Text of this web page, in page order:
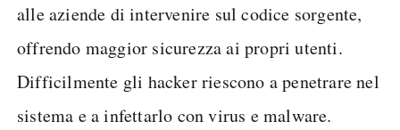
alle aziende di intervenire sul codice sorgente,
offrendo maggior sicurezza ai propri utenti.
Difficilmente gli hacker riescono a penetrare nel
sistema e a infettarlo con virus e malware.